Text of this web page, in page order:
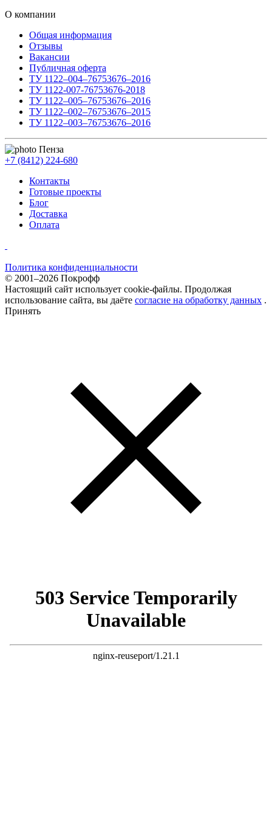
О компании
Общая информация
Отзывы
Вакансии
Публичная оферта
ТУ 1122–004–76753676–2016
ТУ 1122-007-76753676-2018
ТУ 1122–005–76753676–2016
ТУ 1122–002–76753676–2015
ТУ 1122–003–76753676–2016
Пенза
+7 (8412) 224-680
Контакты
Готовые проекты
Блог
Доставка
Оплата
Политика конфиденциальности
© 2001–2026 Покрофф
Настоящий сайт использует cookie-файлы. Продолжая
использование сайта, вы даёте согласие на обработку данных .
Принять